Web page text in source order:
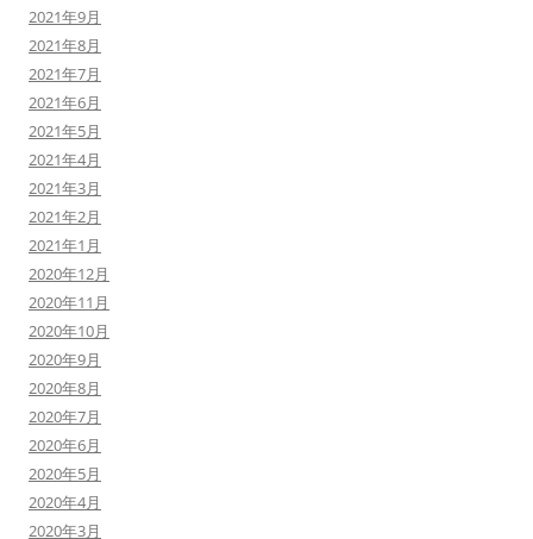
2021年9月
2021年8月
2021年7月
2021年6月
2021年5月
2021年4月
2021年3月
2021年2月
2021年1月
2020年12月
2020年11月
2020年10月
2020年9月
2020年8月
2020年7月
2020年6月
2020年5月
2020年4月
2020年3月